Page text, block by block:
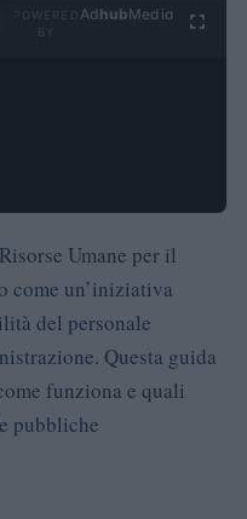
Ad hubMedia
Umane per il
come un’iniziativa
del personale
Questa guida
funziona e quali
pubbliche